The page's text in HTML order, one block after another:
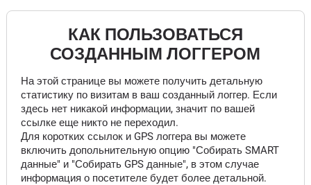
КАК ПОЛЬЗОВАТЬСЯ
СОЗДАННЫМ ЛОГГЕРОМ
На этой странице вы можете получить детальную
статистику по визитам в ваш созданный логгер. Если
здесь нет никакой информации, значит по вашей
ссылке еще никто не переходил.
Для коротких ссылок и GPS логгера вы можете
включить допольнительную опцию "Собирать SMART
данные" и "Собирать GPS данные", в этом случае
информация о посетителе будет более детальной.